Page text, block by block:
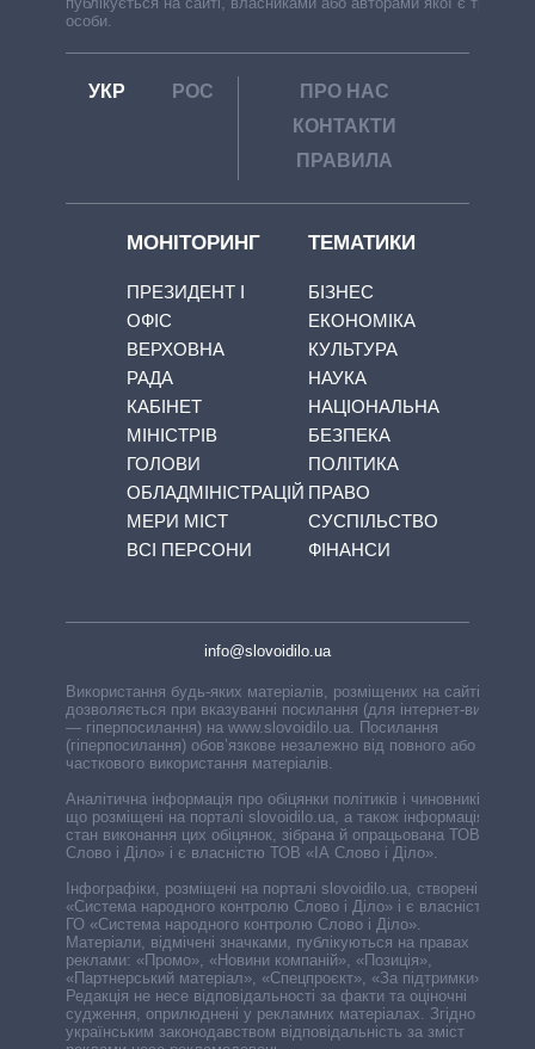
особи.
УКР РОС
ПРО НАС
КОНТАКТИ
ПРАВИЛА
МОНІТОРИНГ
ПРЕЗИДЕНТ І
ОФІС
ВЕРХОВНА
РАДА
КАБІНЕТ
МІНІСТРІВ
ГОЛОВИ
ОБЛАДМІНІСТРАЦІЙ
МЕРИ МІСТ
ВСІ ПЕРСОНИ
ТЕМАТИКИ
БІЗНЕС
ЕКОНОМІКА
КУЛЬТУРА
НАУКА
НАЦІОНАЛЬНА
БЕЗПЕКА
ПОЛІТИКА
ПРАВО
СУСПІЛЬСТВО
ФІНАНСИ
info@slovoidilo.ua
Використання будь-яких матеріалів, розміщених на сайті,
дозволяється при вказуванні посилання (для інтернет-видань
— гіперпосилання) на www.slovoidilo.ua. Посилання
(гіперпосилання) обов’язкове незалежно від повного або
часткового використання матеріалів.
Аналітична інформація про обіцянки політиків і чиновників,
що розміщені на порталі slovoidilo.ua, а також інформація про
стан виконання цих обіцянок, зібрана й опрацьована ТОВ «ІА
Слово і Діло» і є власністю ТОВ «ІА Слово і Діло».
Інфографіки, розміщені на порталі slovoidilo.ua, створені ГО
«Система народного контролю Слово і Діло» і є власністю
ГО «Система народного контролю Слово і Діло».
Матеріали, відмічені значками, публікуються на правах
реклами: «Промо», «Новини компаній», «Позиція»,
«Партнерський матеріал», «Спецпроєкт», «За підтримки».
Редакція не несе відповідальності за факти та оціночні
судження, оприлюднені у рекламних матеріалах. Згідно з
українським законодавством відповідальність за зміст